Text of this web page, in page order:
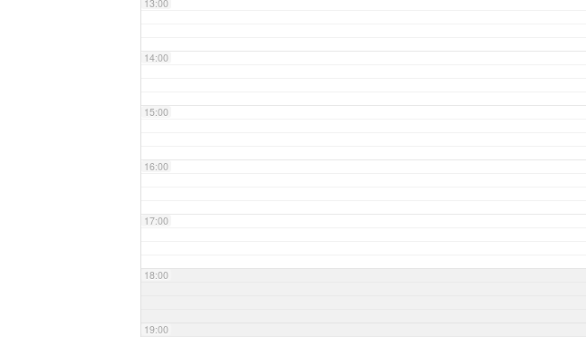
13:00
14:00
15:00
16:00
17:00
18:00
19:00